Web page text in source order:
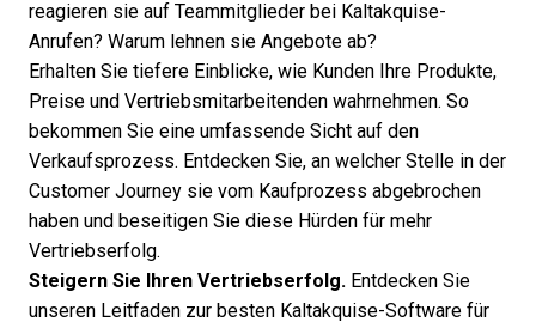
reagieren sie auf Teammitglieder bei Kaltakquise-
Anrufen? Warum lehnen sie Angebote ab?
Erhalten Sie tiefere Einblicke, wie Kunden Ihre Produkte,
Preise und Vertriebsmitarbeitenden wahrnehmen. So
bekommen Sie eine umfassende Sicht auf den
Verkaufsprozess. Entdecken Sie, an welcher Stelle in der
Customer Journey sie vom Kaufprozess abgebrochen
haben und beseitigen Sie diese Hürden für mehr
Vertriebserfolg.
Steigern Sie Ihren Vertriebserfolg. Entdecken Sie
unseren Leitfaden zur besten Kaltakquise-Software für